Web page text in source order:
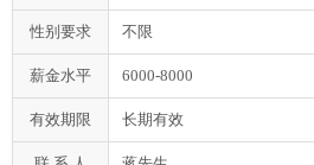
性别要求 不限
薪金水平 6000-8000
有效期限 长期有效